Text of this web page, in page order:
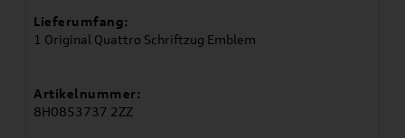
Lieferumfang:
1 Original Quattro Schriftzug Emblem
Artikelnummer:
8H0853737 2ZZ